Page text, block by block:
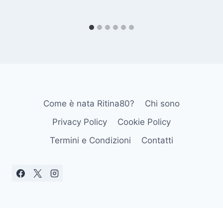
Come è nata Ritina80?
Chi sono
Privacy Policy
Cookie Policy
Termini e Condizioni
Contatti